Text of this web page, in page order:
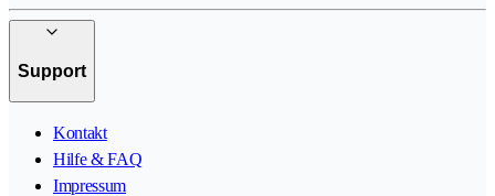
Support
Kontakt
Hilfe & FAQ
Impressum